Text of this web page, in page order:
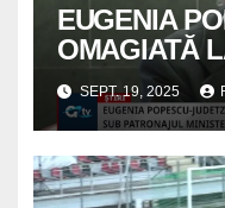
EUGENIA
OMAGIATĂ
SEPT. 19, 2025